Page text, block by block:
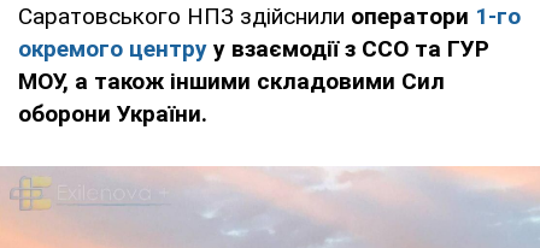
Саратовського НПЗ здійснили оператори 1-го
окремого центру у взаємодії з ССО та ГУР
МОУ, а також іншими складовими Сил
оборони України.